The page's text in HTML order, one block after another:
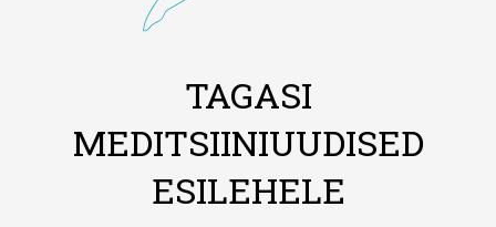
TAGASI
MEDITSIINIUUDISED
ESILEHELE